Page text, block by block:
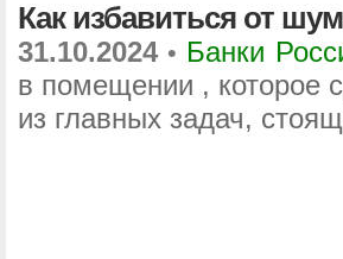
Как избавиться от
31.10.2024• Банки
в помещении , которое
из главных задач,